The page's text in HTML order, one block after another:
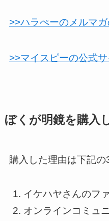
>>ハラぺーのメルマ
>>マイスピーの公式
ぼくが明鏡を購入
購入した理由は下記の
イケハヤさんのフ
オンラインコミュ